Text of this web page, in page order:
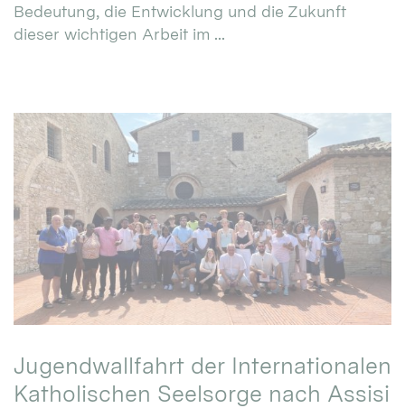
Bedeutung, die Entwicklung und die Zukunft
dieser wichtigen Arbeit im ...
Jugendwallfahrt der Internationalen
Katholischen Seelsorge nach Assisi